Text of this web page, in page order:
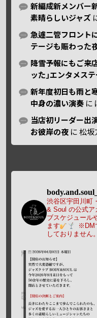
新編成新メンバー
素晴らしいジャズ
急遽二管フロント
テージも賑わった
降雪予報にもご来
ッた｣エンタメス
新年度初日も雨と
中身の濃い演奏 に
当店初リーダー出
お彼岸の夜 に松坂
渋谷区宇田川町
& Soul の公式ア
ブスケジュール
ます
※DM
しておりません